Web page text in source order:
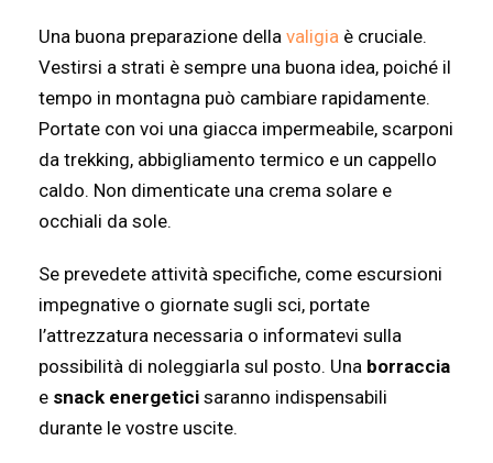
Una buona preparazione della valigia è cruciale.
Vestirsi a strati è sempre una buona idea, poiché il
tempo in montagna può cambiare rapidamente.
Portate con voi una giacca impermeabile, scarponi
da trekking, abbigliamento termico e un cappello
caldo. Non dimenticate una crema solare e
occhiali da sole.
Se prevedete attività specifiche, come escursioni
impegnative o giornate sugli sci, portate
l’attrezzatura necessaria o informatevi sulla
possibilità di noleggiarla sul posto. Una borraccia
e snack energetici saranno indispensabili
durante le vostre uscite.